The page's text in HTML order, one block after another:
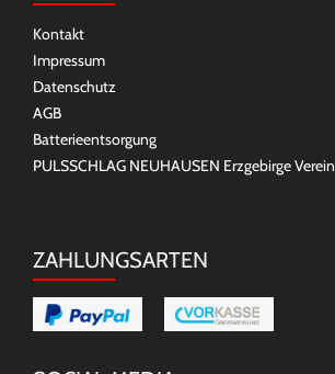
Kontakt
Impressum
Datenschutz
AGB
Batterieentsorgung
PULSSCHLAG NEUHAUSEN Erzgebirge Verein
ZAHLUNGSARTEN